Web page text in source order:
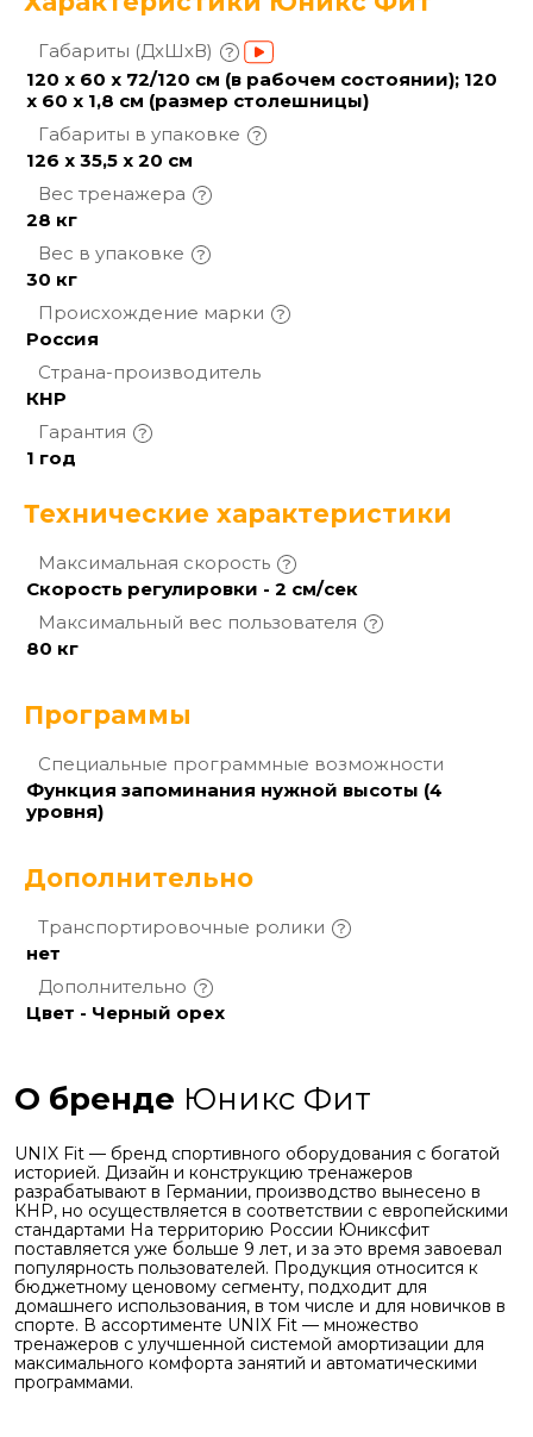
Габариты (ДхШхВ)
120 х 60 х 72/120 см (в рабочем состоянии); 120
х 60 х 1,8 см (размер столешницы)
Габариты в упаковке
126 х 35,5 х 20 см
Вес тренажера
28 кг
Вес в упаковке
30 кг
Происхождение марки
Россия
Страна-производитель
КНР
Гарантия
1 год
Технические характеристики
Максимальная скорость
Скорость регулировки - 2 см/сек
Максимальный вес пользователя
80 кг
Программы
Специальные программные возможности
Функция запоминания нужной высоты (4
уровня)
Дополнительно
Транспортировочные ролики
нет
Дополнительно
Цвет - Черный орех
О бренде Юникс Фит
UNIX Fit — бренд спортивного оборудования с богатой
историей. Дизайн и конструкцию тренажеров
разрабатывают в Германии, производство вынесено в
КНР, но осуществляется в соответствии с европейскими
стандартами На территорию России Юниксфит
поставляется уже больше 9 лет, и за это время завоевал
популярность пользователей. Продукция относится к
бюджетному ценовому сегменту, подходит для
домашнего использования, в том числе и для новичков в
спорте. В ассортименте UNIX Fit — множество
тренажеров с улучшенной системой амортизации для
максимального комфорта занятий и автоматическими
программами.